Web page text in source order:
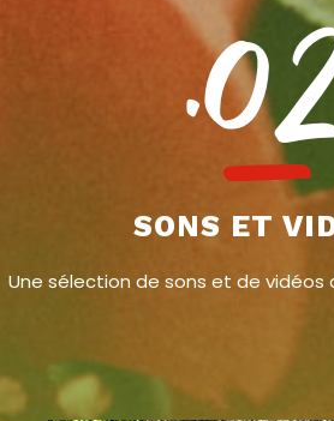
SONS ET
Une sélection de sons et de vidéos